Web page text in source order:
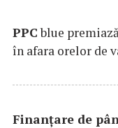
PPCblue
în afara orelor de
Finanțare de